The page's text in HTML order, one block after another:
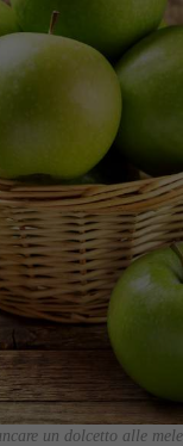
un dolcetto alle